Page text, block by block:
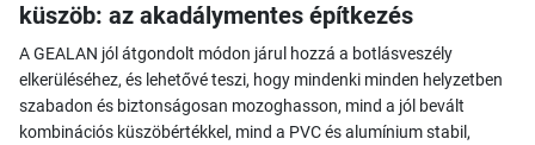
küszöb: az akadálymentes építkezés
A GEALAN jól átgondolt módon járul hozzá a botlásveszély
elkerüléséhez, és lehetővé teszi, hogy mindenki minden helyzetben
szabadon és biztonságosan mozoghasson, mind a jól bevált
kombinációs küszöbértékkel, mind a PVC és alumínium stabil,